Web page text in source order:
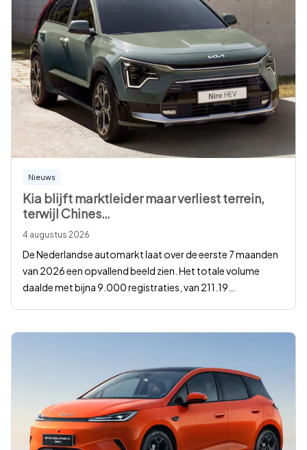
Nieuws
Kia blijft marktleider maar verliest terrein,
terwijl Chines…
4 augustus 2026
De Nederlandse automarkt laat over de eerste 7 maanden
van 2026 een opvallend beeld zien. Het totale volume
daalde met bijna 9.000 registraties, van 211.19